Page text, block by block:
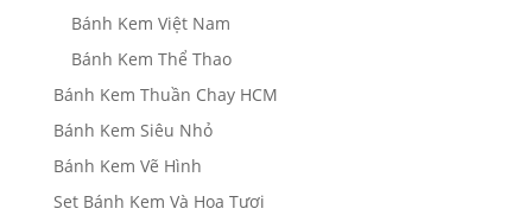
Bánh Kem Việt Nam
Bánh Kem Thể Thao
Bánh Kem Thuần Chay HCM
Bánh Kem Siêu Nhỏ
Bánh Kem Vẽ Hình
Set Bánh Kem Và Hoa Tươi